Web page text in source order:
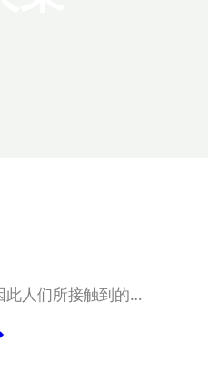
此人们所接触到的…